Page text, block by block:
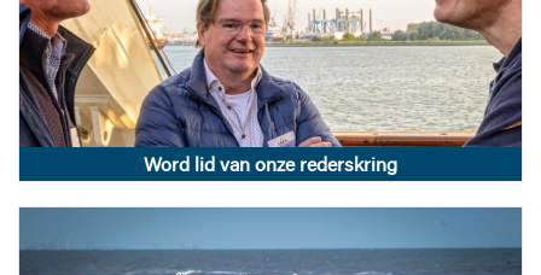
Word lid van onze rederskring